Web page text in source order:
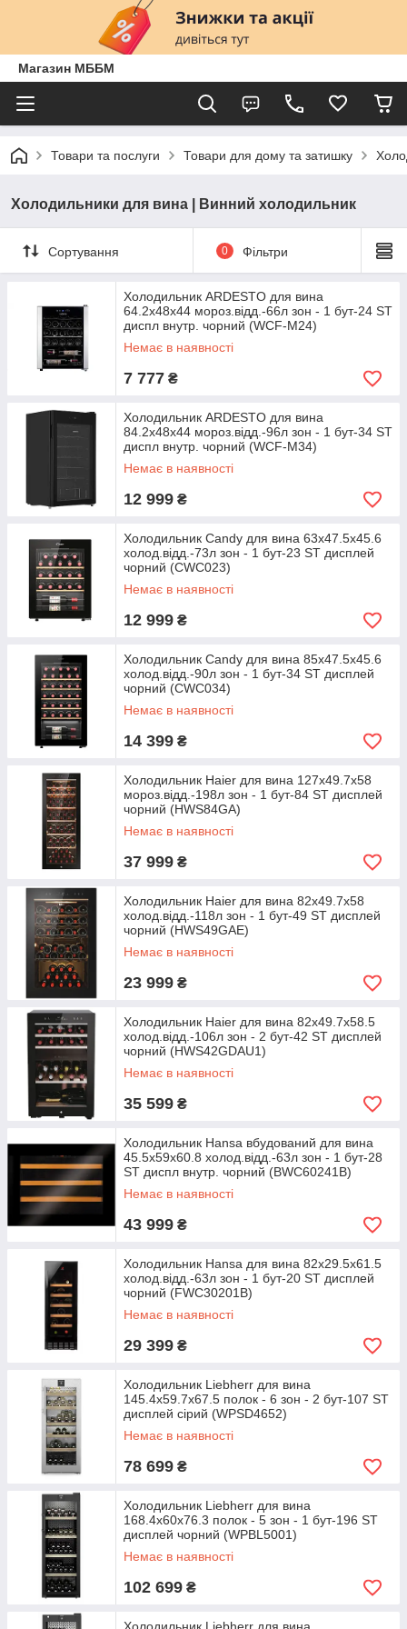
Магазин МББМ
Товари та послуги Товари для дому та затишку
Холодильники для вина | Винний холодильник
Сортування 0 Фільтри
Холодильник ARDESTO для вина
64.2x48х44 мороз.відд.-66л зон - 1 бут-24 ST
диспл внутр. чорний (WCF-M24)
Немає в наявності
7 777 ₴
Холодильник ARDESTO для вина
84.2x48х44 мороз.відд.-96л зон - 1 бут-34 ST
диспл внутр. чорний (WCF-M34)
Немає в наявності
12 999 ₴
Холодильник Candy для вина 63x47.5x45.6
холод.відд.-73л зон - 1 бут-23 ST дисплей
чорний (CWC023)
Немає в наявності
12 999 ₴
Холодильник Candy для вина 85x47.5х45.6
холод.відд.-90л зон - 1 бут-34 ST дисплей
чорний (CWC034)
Немає в наявності
14 399 ₴
Холодильник Haier для вина 127x49.7х58
мороз.відд.-198л зон - 1 бут-84 ST дисплей
чорний (HWS84GA)
Немає в наявності
37 999 ₴
Холодильник Haier для вина 82x49.7х58
холод.відд.-118л зон - 1 бут-49 ST дисплей
чорний (HWS49GAE)
Немає в наявності
23 999 ₴
Холодильник Haier для вина 82x49.7х58.5
холод.відд.-106л зон - 2 бут-42 ST дисплей
чорний (HWS42GDAU1)
Немає в наявності
35 599 ₴
Холодильник Hansa вбудований для вина
45.5x59х60.8 холод.відд.-63л зон - 1 бут-28
ST диспл внутр. чорний (BWC60241B)
Немає в наявності
43 999 ₴
Холодильник Hansa для вина 82x29.5х61.5
холод.відд.-63л зон - 1 бут-20 ST дисплей
чорний (FWC30201B)
Немає в наявності
29 399 ₴
Холодильник Liebherr для вина
145.4x59.7х67.5 полок - 6 зон - 2 бут-107 ST
дисплей сірий (WPSD4652)
Немає в наявності
78 699 ₴
Холодильник Liebherr для вина
168.4x60х76.3 полок - 5 зон - 1 бут-196 ST
дисплей чорний (WPBL5001)
Немає в наявності
102 699 ₴